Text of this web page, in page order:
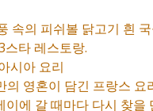
속의 피쉬볼 닭고기 흰
타 레스토랑.
시아 요리
영혼이 담긴 프랑스 요
에 갈 때마다 다시 찾을